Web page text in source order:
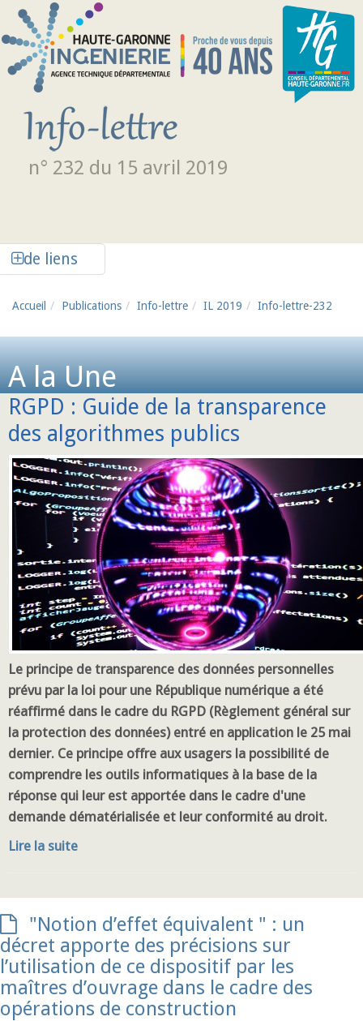
Aller au contenu principal
n° 232 du 15 avril 2019
de liens
Accueil Publications Info-lettre IL 2019 Info-lettre-232
A la Une
RGPD : Guide de la transparence
des algorithmes publics
Le principe de transparence des données personnelles
prévu par la loi pour une République numérique a été
réaffirmé dans le cadre du RGPD (Règlement général sur
la protection des données) entré en application le 25 mai
dernier. Ce principe offre aux usagers la possibilité de
comprendre les outils informatiques à la base de la
réponse qui leur est apportée dans le cadre d'une
demande dématérialisée et leur conformité au droit.
Lire la suite
"Notion d’effet équivalent " : un
décret apporte des précisions sur
l’utilisation de ce dispositif par les
maîtres d’ouvrage dans le cadre des
opérations de construction